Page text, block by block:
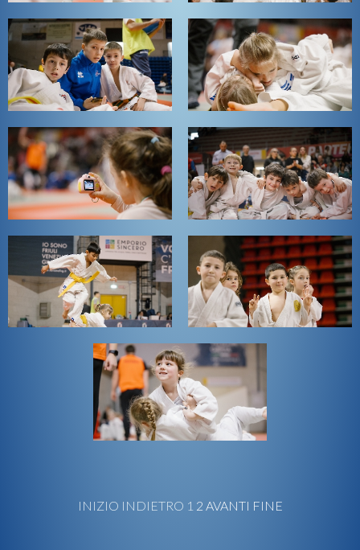
INIZIO INDIETRO 1 2 AVANTI FINE